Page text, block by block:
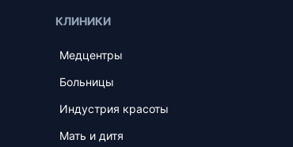
КЛИНИКИ
Медцентры
Больницы
Индустрия красоты
Мать и дитя